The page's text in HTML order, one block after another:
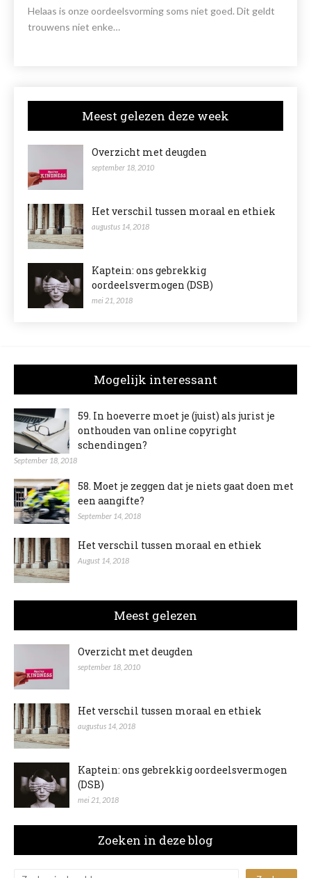
Helaas is onze oordeelsvorming soms niet goed. Dit geldt
trouwens niet enke…
Meest gelezen deze week
Overzicht met deugden
september 18, 2010
Het verschil tussen moraal en ethiek
augustus 14, 2018
Kaptein: ons gebrekkig
oordeelsvermogen (DSB)
mei 21, 2018
Mogelijk interessant
59. In hoeverre moet je (juist) als jurist je
onthouden van online copyright
schendingen?
September 18, 2018
58. Moet je zeggen dat je niets gaat doen met
een aangifte?
September 14, 2018
Het verschil tussen moraal en ethiek
August 14, 2018
Meest gelezen
Overzicht met deugden
september 18, 2010
Het verschil tussen moraal en ethiek
augustus 14, 2018
Kaptein: ons gebrekkig oordeelsvermogen
(DSB)
mei 21, 2018
Zoeken in deze blog